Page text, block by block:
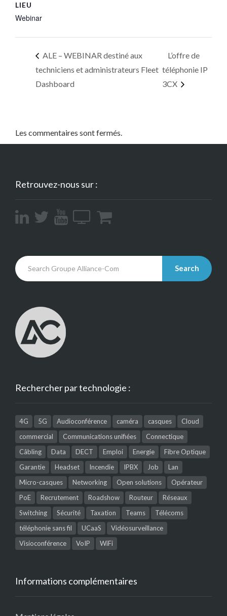
LIEU
Webinar
ALE – WEBINAR destiné aux
techniciens et administrateurs Fleet
Dashboard
L’offre de
téléphonie IP
3CX
Les commentaires sont fermés.
Retrouvez-nous sur :
Search
Rechercher par technologie :
4G 5G Audioconférence caméra casques
Cloud
commercial
Communications unifiées
Connectique
Câbling
Data DECT Emploi Energie
Fibre Optique
Garantie
Headset Incendie IPBX Job
Lan
Micro-casques
Networking Open solutions
Opérateur
PoE
Recrutement Roadshow Routeur
Réseaux
Switching
Sécurité Taxation Teams
Télécoms
téléphonie sans fil
UCaaS
Vidéosurveillance
Visioconférence
VoIP WiFi
Informations complémentaires